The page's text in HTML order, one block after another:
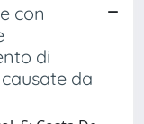
con
di
da